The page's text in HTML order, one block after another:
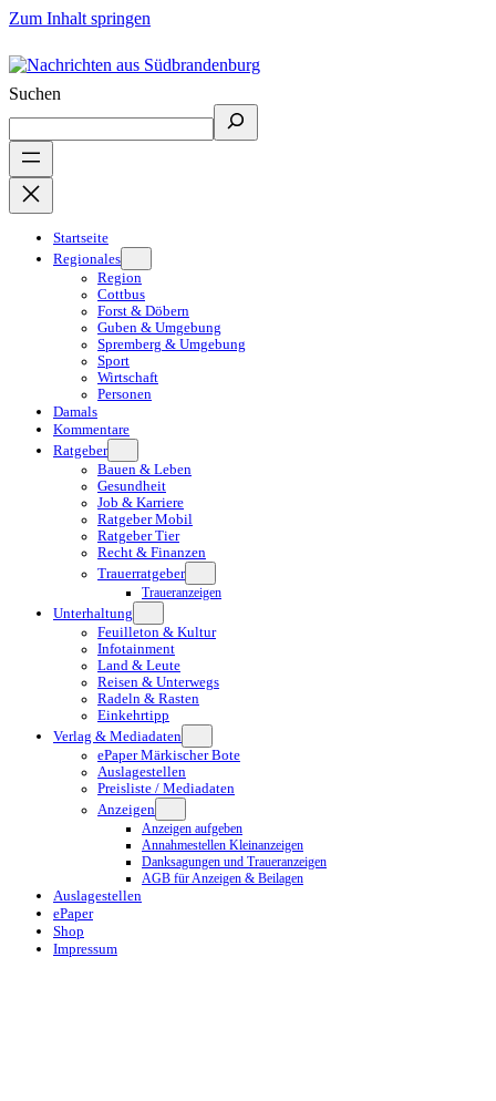
Zum Inhalt springen
Suchen
Startseite
Regionales
Region
Cottbus
Forst & Döbern
Guben & Umgebung
Spremberg & Umgebung
Sport
Wirtschaft
Personen
Damals
Kommentare
Ratgeber
Bauen & Leben
Gesundheit
Job & Karriere
Ratgeber Mobil
Ratgeber Tier
Recht & Finanzen
Trauerratgeber
Traueranzeigen
Unterhaltung
Feuilleton & Kultur
Infotainment
Land & Leute
Reisen & Unterwegs
Radeln & Rasten
Einkehrtipp
Verlag & Mediadaten
ePaper Märkischer Bote
Auslagestellen
Preisliste / Mediadaten
Anzeigen
Anzeigen aufgeben
Annahmestellen Kleinanzeigen
Danksagungen und Traueranzeigen
AGB für Anzeigen & Beilagen
Auslagestellen
ePaper
Shop
Impressum